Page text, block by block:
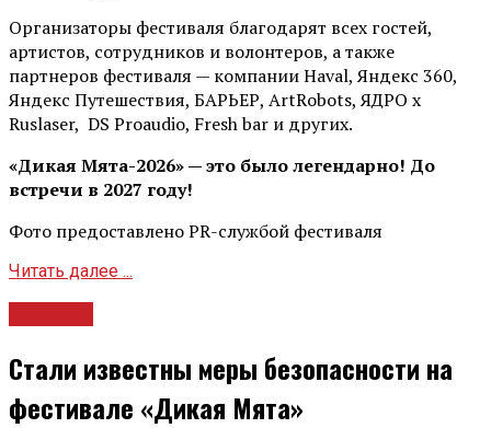
Организаторы фестиваля благодарят всех гостей,
артистов, сотрудников и волонтеров, а также
партнеров фестиваля — компании Haval, Яндекс 360,
Яндекс Путешествия, БАРЬЕР, ArtRobots, ЯДРО х
Ruslaser, DS Proaudio, Fresh bar и других.
«Дикая Мята-2026» — это было легендарно! До
встречи в 2027 году!
Фото предоставлено PR-службой фестиваля
Читать далее ...
Стали известны меры безопасности на
фестивале «Дикая Мята»